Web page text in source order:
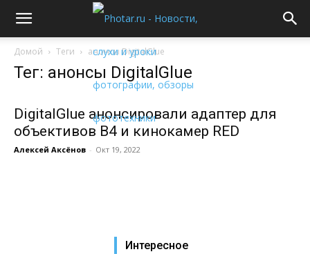
Домой Теги анонсы DigitalGlue
Тег: анонсы DigitalGlue
DigitalGlue анонсировали адаптер для
объективов B4 и кинокамер RED
Алексей Аксёнов - Окт 19, 2022
Интересное